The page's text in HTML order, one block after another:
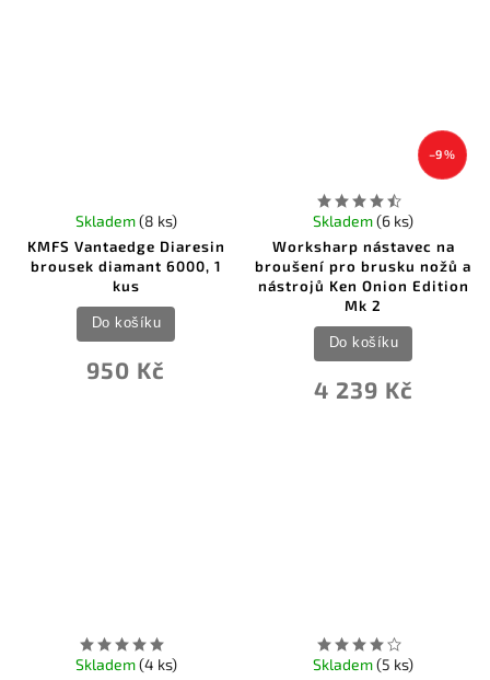
KMFS Vantaedge Diaresin
brousek diamant 6000, 1
kus
Skladem(8 ks)
950 Kč
Do košíku
–9 %
Worksharp nástavec na
broušení pro brusku nožů a
nástrojů Ken Onion Edition
Mk 2
Skladem(6 ks)
4 239 Kč
Do košíku
Skladem(4 ks) Skladem(5 ks)